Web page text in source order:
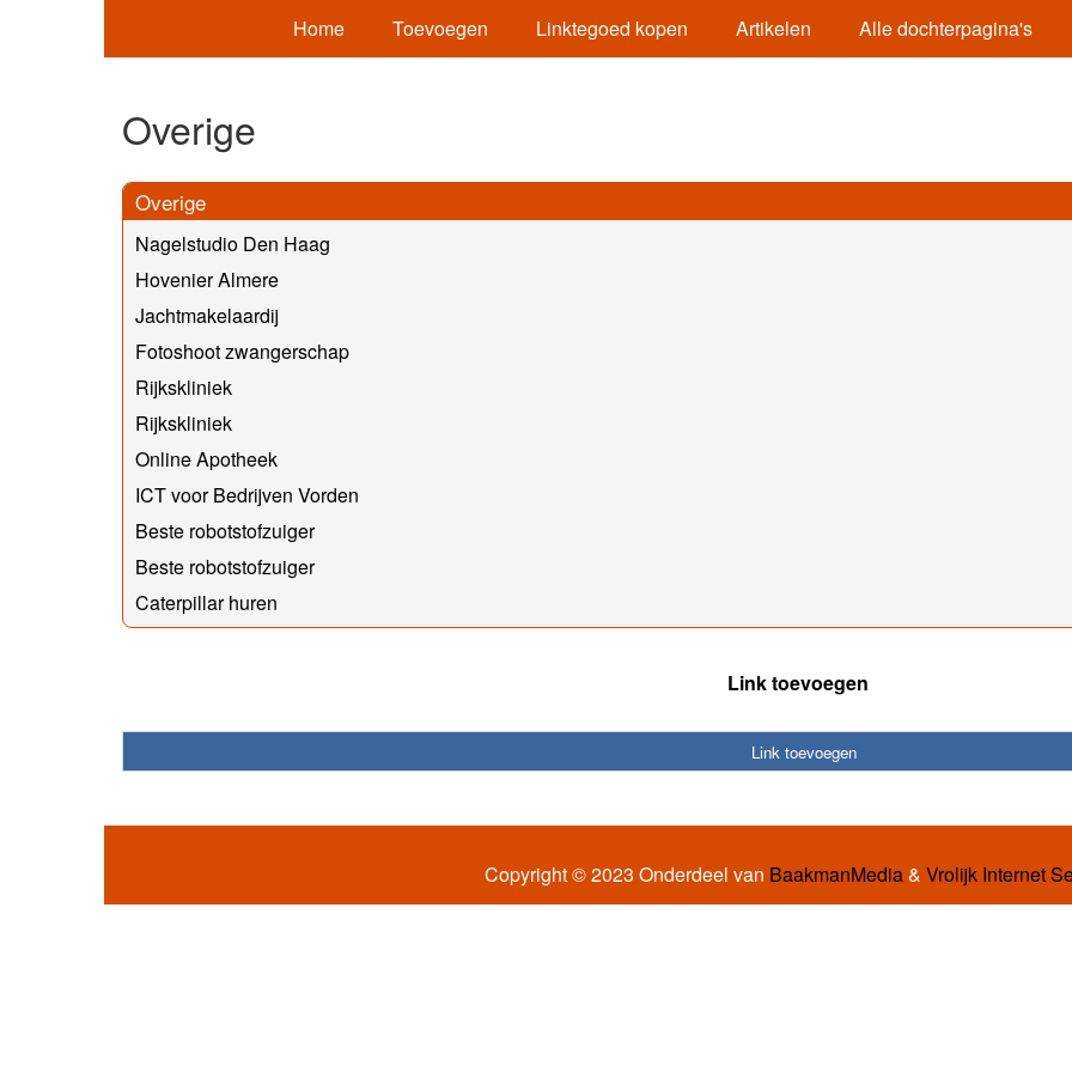
Home Toevoegen Linktegoed kopen Artikelen Alle dochterpagina's
Overige
Overige
Nagelstudio Den Haag
Hovenier Almere
Jachtmakelaardij
Fotoshoot zwangerschap
Rijkskliniek
Rijkskliniek
Online Apotheek
ICT voor Bedrijven Vorden
Beste robotstofzuiger
Beste robotstofzuiger
Caterpillar huren
Link toevoegen
Link toevoegen
Copyright © 2023 Onderdeel van BaakmanMedia& Vrolijk Internet